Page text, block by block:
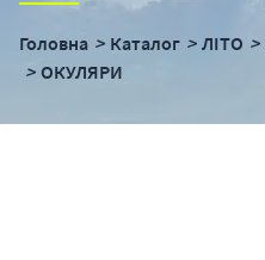
Головна Каталог ЛІТО
ОКУЛЯРИ